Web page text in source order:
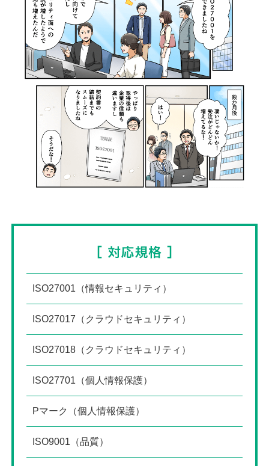
ISO27001（情報セキュリティ）
ISO27017（クラウドセキュリティ）
ISO27018（クラウドセキュリティ）
ISO27701（個人情報保護）
Pマーク（個人情報保護）
ISO9001（品質）